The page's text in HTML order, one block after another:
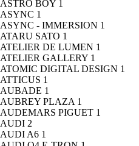
ASTRO BOY 1
ASYNC 1
ASYNC - IMMERSION 1
ATARU SATO 1
ATELIER DE LUMEN 1
ATELIER GALLERY 1
ATOMIC DIGITAL DESIGN 1
ATTICUS 1
AUBADE 1
AUBREY PLAZA 1
AUDEMARS PIGUET 1
AUDI 2
AUDI A6 1